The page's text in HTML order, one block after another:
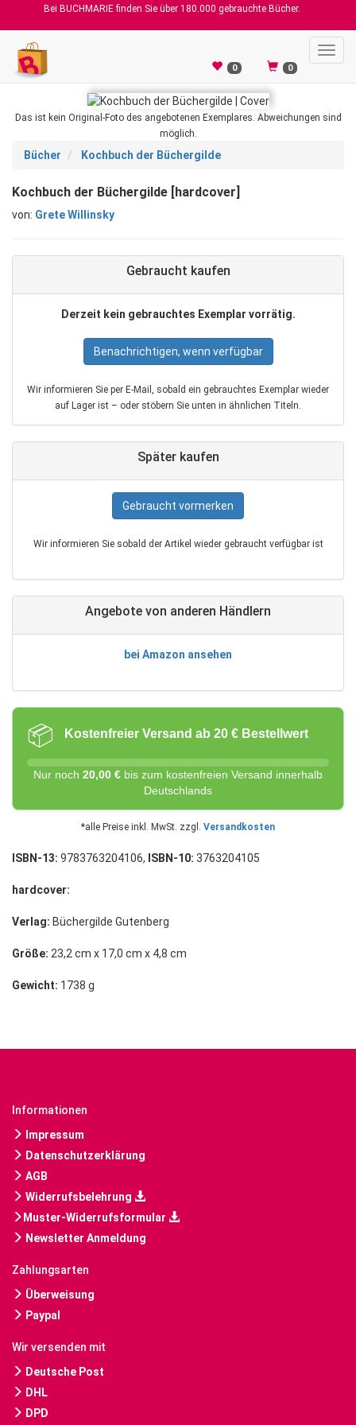
Bei BUCHMARIE finden Sie über 180.000 gebrauchte Bücher.
0 0
Das ist kein Original-Foto des angebotenen Exemplares. Abweichungen sind
möglich.
Bücher Kochbuch der Büchergilde
Kochbuch der Büchergilde [hardcover]
von: Grete Willinsky
Gebraucht kaufen
Derzeit kein gebrauchtes Exemplar vorrätig.
Benachrichtigen, wenn verfügbar
Wir informieren Sie per E‑Mail, sobald ein gebrauchtes Exemplar wieder
auf Lager ist – oder stöbern Sie unten in ähnlichen Titeln.
Später kaufen
Gebraucht vormerken
Wir informieren Sie sobald der Artikel wieder gebraucht verfügbar ist
Angebote von anderen Händlern
bei Amazon ansehen
📦 Kostenfreier Versand ab 20 € Bestellwert
Nur noch 20,00 € bis zum kostenfreien Versand innerhalb
Deutschlands
*alle Preise inkl. MwSt. zzgl. Versandkosten
ISBN-13: 9783763204106, ISBN-10: 3763204105
hardcover:
Verlag: Büchergilde Gutenberg
Größe: 23,2 cm x 17,0 cm x 4,8 cm
Gewicht: 1738 g
Informationen
Impressum
Datenschutzerklärung
AGB
Widerrufsbelehrung
Muster-Widerrufsformular
Newsletter Anmeldung
Zahlungsarten
Überweisung
Paypal
Wir versenden mit
Deutsche Post
DHL
DPD